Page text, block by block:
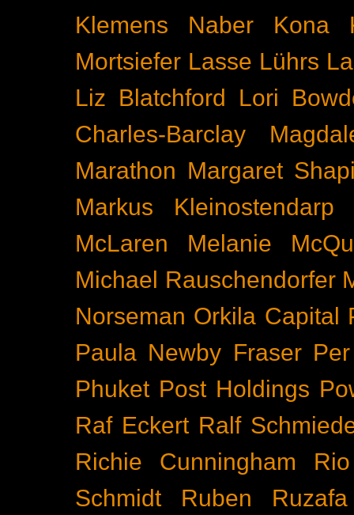
Klemens Naber
Kona
Mortsiefer Lasse Lührs
Liz Blatchford
Lori
Charles-Barclay
Marathon Margaret
Markus Kleinostendarp
McLaren
Melanie
Michael Rauschendorfer
Norseman Orkila Capital
Paula Newby Fraser
Phuket Post Holdings
Raf Eckert Ralf
Richie Cunningham
Rio
Schmidt
Ruben Ruzafa